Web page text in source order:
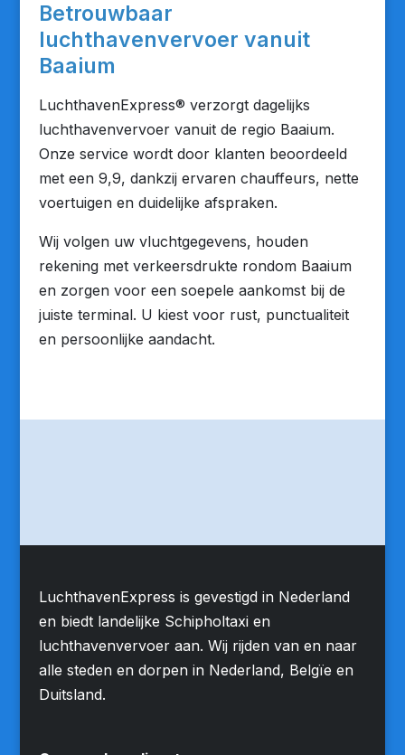
Betrouwbaar
luchthavenvervoer vanuit
Baaium
LuchthavenExpress® verzorgt dagelijks
luchthavenvervoer vanuit de regio Baaium.
Onze service wordt door klanten beoordeeld
met een 9,9, dankzij ervaren chauffeurs, nette
voertuigen en duidelijke afspraken.
Wij volgen uw vluchtgegevens, houden
rekening met verkeersdrukte rondom Baaium
en zorgen voor een soepele aankomst bij de
juiste terminal. U kiest voor rust, punctualiteit
en persoonlijke aandacht.
LuchthavenExpress is gevestigd in Nederland
en biedt landelijke Schipholtaxi en
luchthavenvervoer aan. Wij rijden van en naar
alle steden en dorpen in Nederland, Belgïe en
Duitsland.